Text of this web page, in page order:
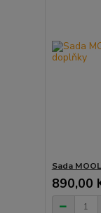
Sada
890,00